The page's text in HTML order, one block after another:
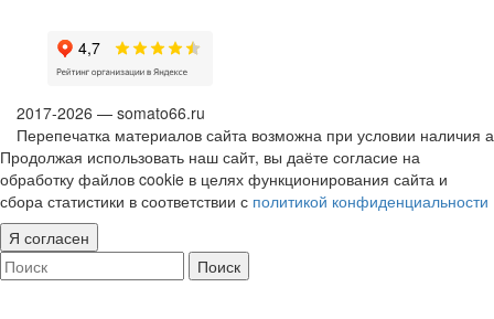
2017-2026 — somato66.ru
Перепечатка материалов сайта возможна при условии наличия
Продолжая использовать наш сайт, вы даёте согласие на
обработку файлов cookie в целях функционирования сайта и
сбора статистики в соответствии с политикой конфиденциальности
Я согласен
Поиск